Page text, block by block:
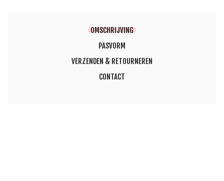
OMSCHRIJVING
PASVORM
VERZENDEN & RETOURNEREN
CONTACT